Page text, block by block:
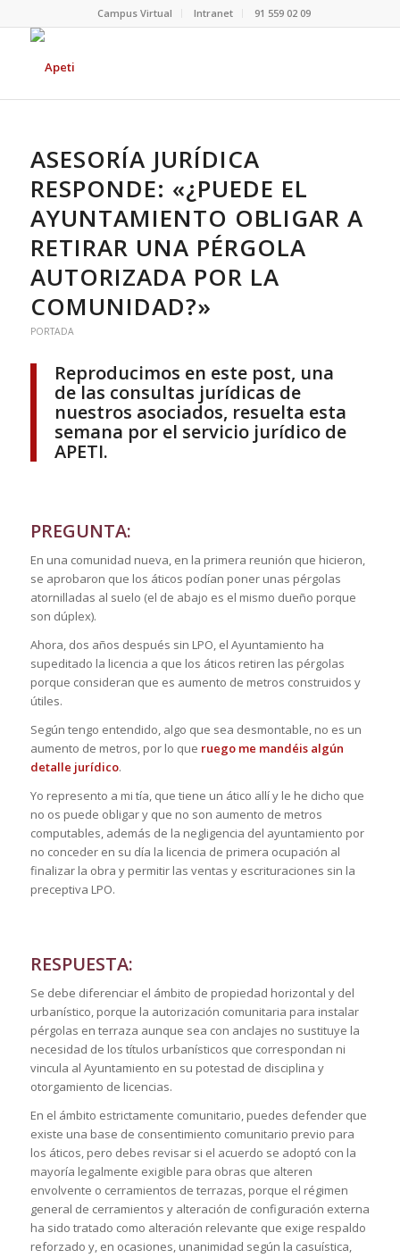
Campus Virtual Intranet 91 559 02 09
ASESORÍA JURÍDICA
RESPONDE: «¿PUEDE EL
AYUNTAMIENTO OBLIGAR A
RETIRAR UNA PÉRGOLA
AUTORIZADA POR LA
COMUNIDAD?»
PORTADA
Reproducimos en este post, una
de las consultas jurídicas de
nuestros asociados, resuelta esta
semana por el servicio jurídico de
APETI.
PREGUNTA:
En una comunidad nueva, en la primera reunión que hicieron,
se aprobaron que los áticos podían poner unas pérgolas
atornilladas al suelo (el de abajo es el mismo dueño porque
son dúplex).
Ahora, dos años después sin LPO, el Ayuntamiento ha
supeditado la licencia a que los áticos retiren las pérgolas
porque consideran que es aumento de metros construidos y
útiles.
Según tengo entendido, algo que sea desmontable, no es un
aumento de metros, por lo que ruego me mandéis algún
detalle jurídico.
Yo represento a mi tía, que tiene un ático allí y le he dicho que
no os puede obligar y que no son aumento de metros
computables, además de la negligencia del ayuntamiento por
no conceder en su día la licencia de primera ocupación al
finalizar la obra y permitir las ventas y escrituraciones sin la
preceptiva LPO.
RESPUESTA:
Se debe diferenciar el ámbito de propiedad horizontal y del
urbanístico, porque la autorización comunitaria para instalar
pérgolas en terraza aunque sea con anclajes no sustituye la
necesidad de los títulos urbanísticos que correspondan ni
vincula al Ayuntamiento en su potestad de disciplina y
otorgamiento de licencias.
En el ámbito estrictamente comunitario, puedes defender que
existe una base de consentimiento comunitario previo para
los áticos, pero debes revisar si el acuerdo se adoptó con la
mayoría legalmente exigible para obras que alteren
envolvente o cerramientos de terrazas, porque el régimen
general de cerramientos y alteración de configuración externa
ha sido tratado como alteración relevante que exige respaldo
reforzado y, en ocasiones, unanimidad según la casuística,